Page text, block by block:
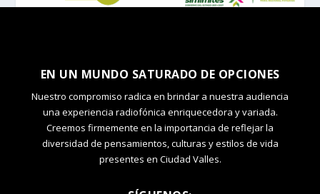
EN UN MUNDO SATURADO DE OPCIONES
Nuestro compromiso radica en brindar a nuestra audiencia
una experiencia radiofónica enriquecedora y variada.
Creemos firmemente en la importancia de reflejar la
diversidad de pensamientos, culturas y estilos de vida
presentes en Ciudad Valles.